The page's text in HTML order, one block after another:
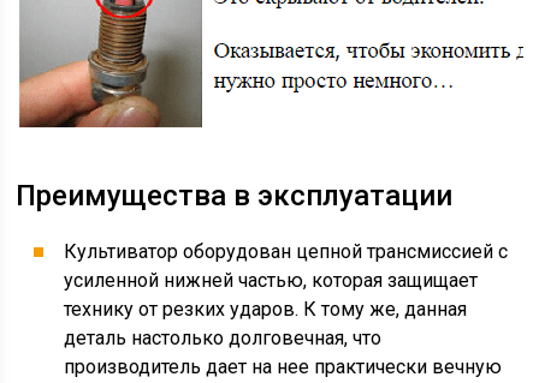
Преимущества в эксплуатации
Культиватор оборудован цепной трансмиссией с
усиленной нижней частью, которая защищает
технику от резких ударов. К тому же, данная
деталь настолько долговечная, что
производитель дает на нее практически вечную